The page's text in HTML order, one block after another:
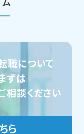
職について
ずは
相談ください